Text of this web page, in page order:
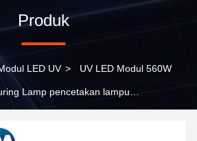
Produk
LED UV > UV LED Modul 560W
Lamp pencetakan lampu